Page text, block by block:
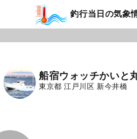
釣行当日の気象
船宿ウォッチかいと
東京都 江戸川区 新今井橋